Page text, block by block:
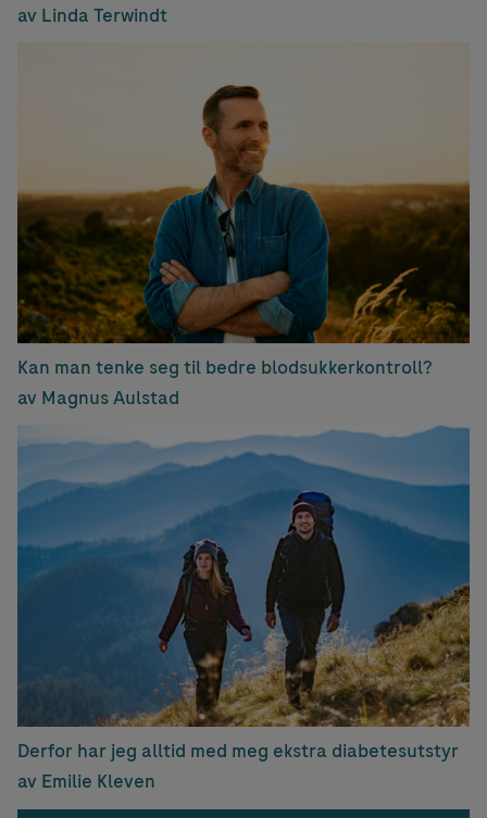
av Linda Terwindt
Kan man tenke seg til bedre blodsukkerkontroll?
av Magnus Aulstad
Derfor har jeg alltid med meg ekstra diabetesutstyr
av Emilie Kleven